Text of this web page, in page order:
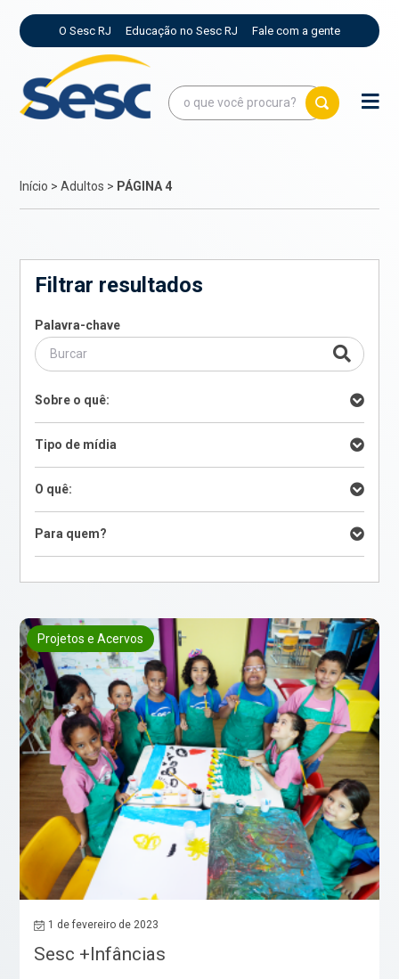
O Sesc RJ Educação no Sesc RJ Fale com a gente
Início >Adultos > PÁGINA 4
Filtrar resultados
Palavra-chave
Sobre o quê:
Tipo de mídia
O quê:
Para quem?
Projetos e Acervos
1 de fevereiro de 2023
Sesc +Infâncias